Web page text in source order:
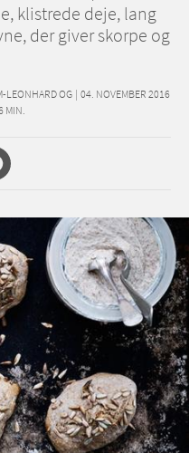
klistrede deje, lang
der giver skorpe og
LEONHARD OG | 04. NOVEMBER 2016
MIN.